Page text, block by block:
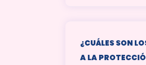
¿CUÁLES SON
A LA